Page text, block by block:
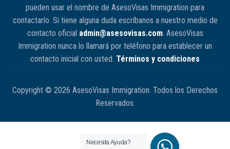
pueden usar el nombre de AsesoVisas Immigration para
contactarlo. Si tiene alguna duda escríbanos a nuestro medio de
contacto oficial admin@asesovisas.com. AsesoVisas
Immigration nunca lo llamará por teléfono para establecer un
contacto inicial con usted. Términos y condiciones
Copyright © 2026 AsesoVisas Immigration. Todos los Derechos
Reservados.
Necesita Ayuda?